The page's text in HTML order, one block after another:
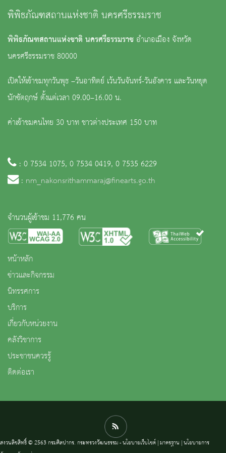
พิพิธภัณฑสถานแห่งชาติ นครศรีธรรมราช
พิพิธภัณฑสถานแห่งชาติ นครศรีธรรมราชอำเภอเมือง จังหวัด
นครศรีธรรมราช 80000
เปิดให้เข้าชมทุกวันพุธ –วันอาทิตย์ เว้นวันจันทร์-วันอังคาร และวันหยุด
นักขัตฤกษ์ ตั้งแต่เวลา 09.00–16.00 น.
ค่าเข้าชมคนไทย 30 บาท ชาวต่างประเทศ 150 บาท
: 0 7534 1075, 0 7534 0419, 0 7535 6229
: nm_nakonsrithammaraj@finearts.go.th
จำนวนผู้เข้าชม 11,776 คน
หน้าหลัก
ข่าวและกิจกรรม
นิทรรศการ
บริการ
เกี่ยวกับหน่วยงาน
คลังวิชาการ
ประชาชนควรรู้
ติดต่อเรา
สงวนลิขสิทธิ์ © 2563 กรมศิลปากร. กระทรวงวัฒนธรรม -นโยบายเว็บไซต์|มาตรฐาน |นโยบายการ